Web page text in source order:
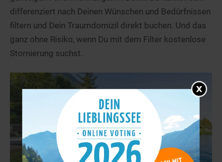
differenziert nach Deinen Wünschen und Bedürfnissen
filtern und Dein Traumdomizil direkt buchen. Und das
ganz ohne Risiko, wenn Du mit dem Filter kostenlose
Stornierung suchst.